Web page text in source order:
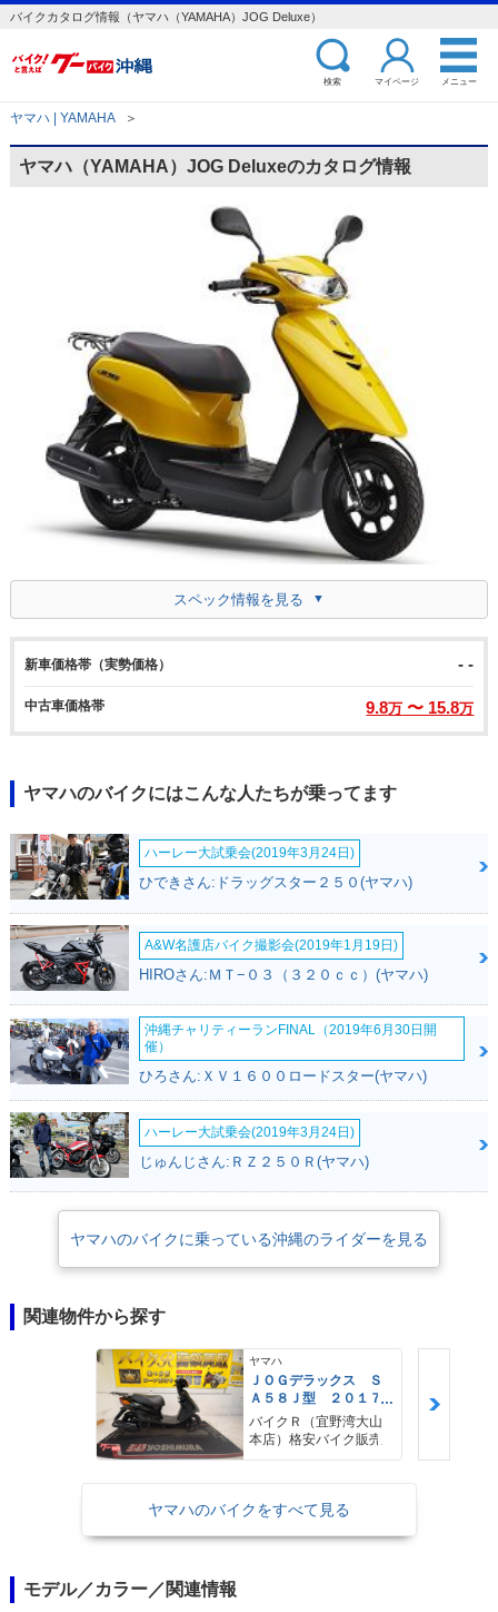
バイクカタログ情報（ヤマハ（YAMAHA）JOG Deluxe）
検索 マイページ メニュー
ヤマハ | YAMAHA ＞
ヤマハ（YAMAHA）JOG Deluxeのカタログ情報
スペック情報を見る
新車価格帯（実勢価格） - -
中古車価格帯 9.8万 〜 15.8万
ヤマハのバイクにはこんな人たちが乗ってます
ハーレー大試乗会(2019年3月24日)
ひできさん:ドラッグスター２５０(ヤマハ)
A&W名護店バイク撮影会(2019年1月19日)
HIROさん:ＭＴ−０３（３２０ｃｃ）(ヤマハ)
沖縄チャリティーランFINAL（2019年6月30日開
催）
ひろさん:ＸＶ１６００ロードスター(ヤマハ)
ハーレー大試乗会(2019年3月24日)
じゅんじさん:ＲＺ２５０Ｒ(ヤマハ)
ヤマハのバイクに乗っている沖縄のライダーを見る
関連物件から探す
ヤマハ
ＪＯＧデラックス Ｓ
Ａ５８Ｊ型 ２０１７
年モデル リアキャリ
ア
バイクＲ（宜野湾大山
本店）格安バイク販売
ヤマハのバイクをすべて見る
モデル／カラー／関連情報